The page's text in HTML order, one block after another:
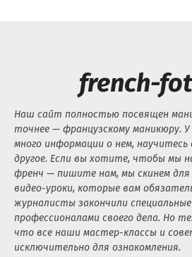
french-
Наш сайт полностью посвящен
точнее — французскому маникюру.
много информации о нем,
другое. Если вы хотите, чтобы мы
френч — пишите нам, мы скинем для
видео-уроки, которые вам
журналисты закончили
профессионалами своего дела. Но
что все наши мастер-классы и
исключительно для ознакомления.